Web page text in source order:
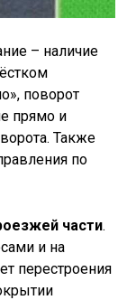
– наличие
поворот
прямо и
Также
по
части.
и на
перестроения